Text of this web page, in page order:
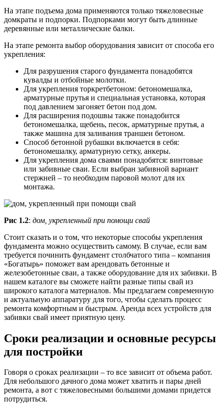
На этапе подъема дома применяются только тяжеловесные
домкраты и подпорки. Подпорками могут быть длинные
деревянные или металлические балки.
На этапе ремонта выбор оборудования зависит от способа его
укрепления:
Для разрушения старого фундамента понадобятся
кувалды и отбойные молотки.
Для укрепления торкретбетоном: бетономешалка,
арматурные прутья и специальная установка, которая
под давлением загоняет бетон под дом.
Для расширения подошвы также понадобится
бетономешалка, щебень, песок, арматурные прутья, а
также машина для заливания траншеи бетоном.
Способ бетонной рубашки включается в себя:
бетономешалку, арматурную сетку, анкеры.
Для укрепления дома сваями понадобятся: винтовые
или забивные сваи. Если выбран забивной вариант
стержней – то необходим паровой молот для их
монтажа.
Рис 1.2: дом, укрепленный при помощи свай
Стоит сказать и о том, что некоторые способы укрепления
фундамента можно осуществить самому. В случае, если вам
требуется починить фундамент столбчатого типа – компания
«Богатырь» поможет вам арендовать бетонные и
железобетонные сваи, а также оборудование для их забивки. В
нашем каталоге вы сможете найти разные типы свай из
широкого каталога материалов. Мы предлагаем современную
и актуальную аппаратуру для того, чтобы сделать процесс
ремонта комфортным и быстрым. Аренда всех устройств для
забивки свай имеет приятную цену.
Сроки реализации и основные ресурсы
для постройки
Говоря о сроках реализации – то все зависит от объема работ.
Для небольшого дачного дома может хватить и пары дней
ремонта, а вот с тяжеловесными большими домами придется
потрудиться.